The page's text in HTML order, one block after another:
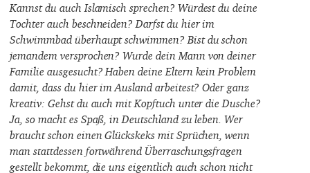
Kannst du auch Islamisch sprechen? Würdest du deine
Tochter auch beschneiden? Darfst du hier im
Schwimmbad überhaupt schwimmen? Bist du schon
jemandem versprochen? Wurde dein Mann von deiner
Familie ausgesucht? Haben deine Eltern kein Problem
damit, dass du hier im Ausland arbeitest? Oder ganz
kreativ: Gehst du auch mit Kopftuch unter die Dusche?
Ja, so macht es Spaß, in Deutschland zu leben. Wer
braucht schon einen Glückskeks mit Sprüchen, wenn
man stattdessen fortwährend Überraschungsfragen
gestellt bekommt, die uns eigentlich auch schon nicht